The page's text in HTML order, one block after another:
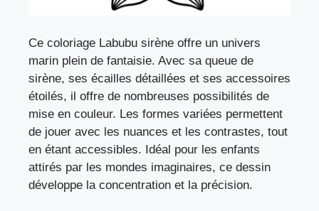
Ce coloriage Labubu sirène offre un univers
marin plein de fantaisie. Avec sa queue de
sirène, ses écailles détaillées et ses accessoires
étoilés, il offre de nombreuses possibilités de
mise en couleur. Les formes variées permettent
de jouer avec les nuances et les contrastes, tout
en étant accessibles. Idéal pour les enfants
attirés par les mondes imaginaires, ce dessin
développe la concentration et la précision.